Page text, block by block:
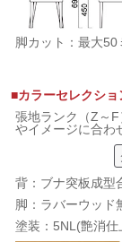
脚カット：最大50
■カラーセレクショ
張地ランク（Z～
やイメージに合わ
背：ブナ突板成型
脚：ラバーウッド
塗装：5NL(艶消仕